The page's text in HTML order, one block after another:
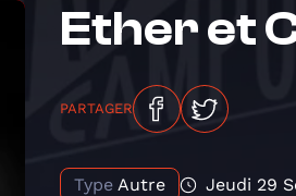
Ether et
PARTAGER
Type Autre Jeudi 29